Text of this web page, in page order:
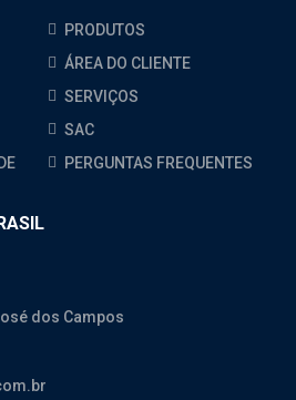
PRODUTOS
ÁREA DO CLIENTE
SERVIÇOS
SAC
PERGUNTAS FREQUENTES
dos Campos